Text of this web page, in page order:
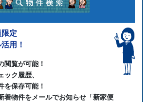
定
用！
閲覧が可能！
ック履歴、
を保存可能！
着物件をメールでお知らせ「新家便